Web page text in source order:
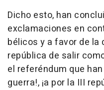
Dicho esto, han
exclamaciones en
bélicos y a favor de la
república de salir
el referéndum que
guerra!, ¡a por la III